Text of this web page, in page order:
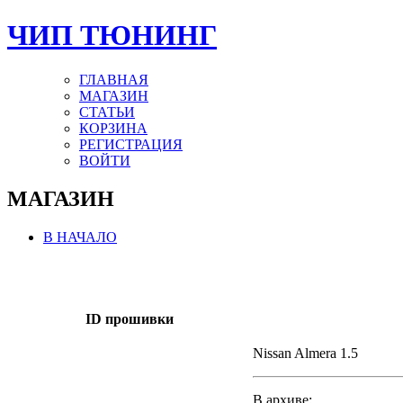
ЧИП ТЮНИНГ
ГЛАВНАЯ
МАГАЗИН
СТАТЬИ
КОРЗИНА
РЕГИСТРАЦИЯ
ВОЙТИ
МАГАЗИН
В НАЧАЛО
ID прошивки
Nissan Almera 1.5
В архиве: